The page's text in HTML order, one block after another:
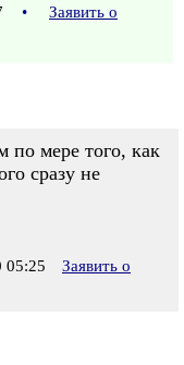
•
Заявить о
по мере того, как
сразу не
05:25
Заявить о